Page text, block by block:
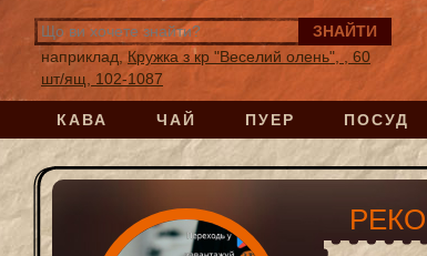
КАВА ЧАЙ ПУЕР ПОСУД
наприклад, Кружка з кр "Веселий олень", , 60
шт/ящ, 102-1087